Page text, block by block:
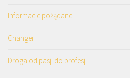
Informacje pożądane
Changer
Droga od pasji do profesji